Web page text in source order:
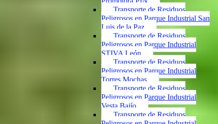
Transporte de Residuos
Peligrosos en Parque Industrial San
Luis de la Paz
Transporte de Residuos
Peligrosos en Parque Industrial
STIVA León
Transporte de Residuos
Peligrosos en Parque Industrial
Torres Mochas
Transporte de Residuos
Peligrosos en Parque Industrial
Vesta Bajío
Transporte de Residuos